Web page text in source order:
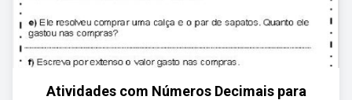
Atividades com Números Decimais para